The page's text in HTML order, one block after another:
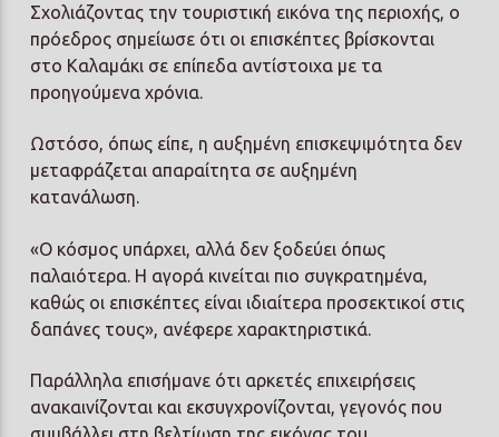
Σχολιάζοντας την τουριστική εικόνα της περιοχής, ο
πρόεδρος σημείωσε ότι οι επισκέπτες βρίσκονται
στο Καλαμάκι σε επίπεδα αντίστοιχα με τα
προηγούμενα χρόνια.
Ωστόσο, όπως είπε, η αυξημένη επισκεψιμότητα δεν
μεταφράζεται απαραίτητα σε αυξημένη
κατανάλωση.
«Ο κόσμος υπάρχει, αλλά δεν ξοδεύει όπως
παλαιότερα. Η αγορά κινείται πιο συγκρατημένα,
καθώς οι επισκέπτες είναι ιδιαίτερα προσεκτικοί στις
δαπάνες τους», ανέφερε χαρακτηριστικά.
Παράλληλα επισήμανε ότι αρκετές επιχειρήσεις
ανακαινίζονται και εκσυγχρονίζονται, γεγονός που